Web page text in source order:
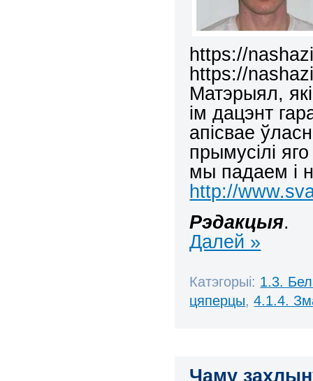
https://
https://
Матэрыял,
ім дацэнт
апісвае
прымусілі
мы падаем і
http://
Рэдакцыя.
Далей »
Катэгорыі: 1.3.
цяперцы,4.1.4.
Чаму